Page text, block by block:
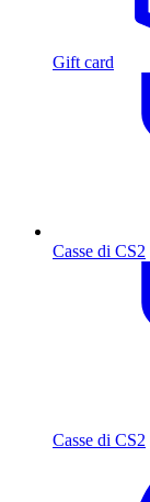
Gift card
Casse di CS2
Casse di CS2